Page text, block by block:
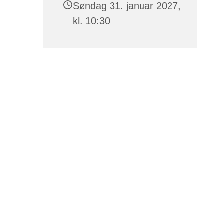
Søndag 31. januar 2027,
kl. 10:30